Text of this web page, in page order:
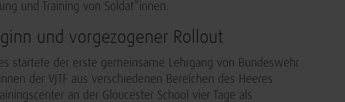
und Training von Soldat*innen.
und vorgezogener Rollout
startete der erste gemeinsame Lehrgang von Bundeswehr
der VJTF aus verschiedenen Bereichen des Heeres
an der Gloucester School vier Tage als